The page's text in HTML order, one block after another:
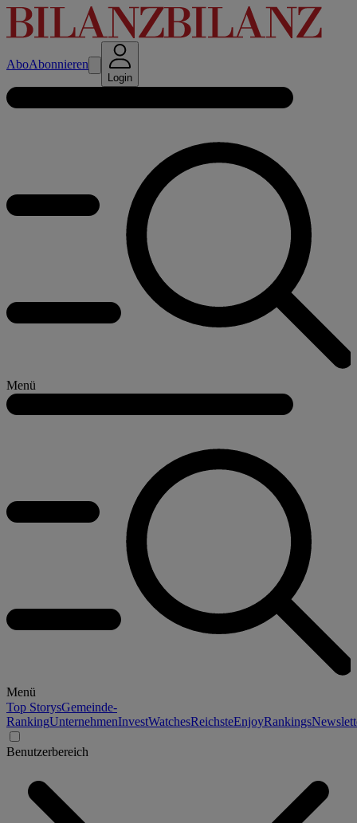
AboAbonnieren
Login
Menü
Menü
Top StorysGemeinde-
RankingUnternehmenInvestWatchesReichsteEnjoyRankings
Benutzerbereich